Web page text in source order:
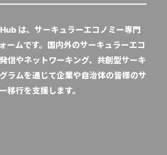
は、サーキュラーエコノミー専門
ームです。国内外のサーキュラーエコ
信やネットワーキング、共創型サーキ
ラムを通じて企業や自治体の皆様のサ
移行を支援します。